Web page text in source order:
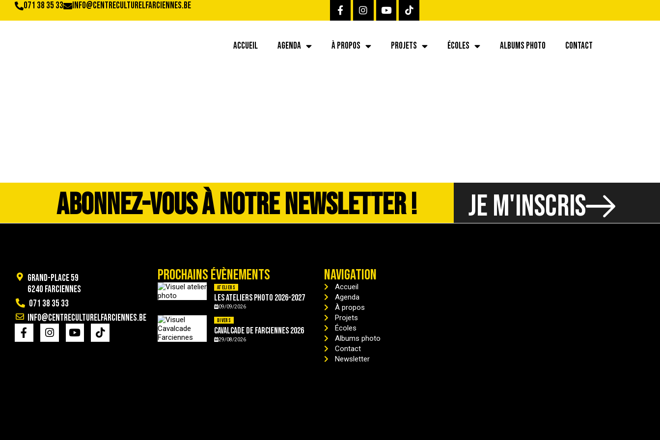
071 38 35 33 info@centreculturelfarciennes.be
ACCUEIL AGENDA À PROPOS PROJETS ÉCOLES ALBUMS PHOTO CONTACT
ABONNEZ-VOUS À NOTRE NEWSLETTER ! JE M'INSCRIS
Grand-Place 59
6240 Farciennes
071 38 35 33
info@centreculturelfarciennes.be
PROCHAINS ÉVÈNEMENTS
Ateliers
Les ateliers photo 2026-2027
09/09/2026
Divers
Cavalcade de Farciennes 2026
29/08/2026
NAVIGATION
Accueil
Agenda
À propos
Projets
Écoles
Albums photo
Contact
Newsletter